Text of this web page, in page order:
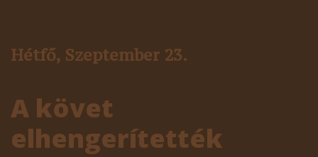
Hétfő, Szeptember 23.
A követ
elhengerítették